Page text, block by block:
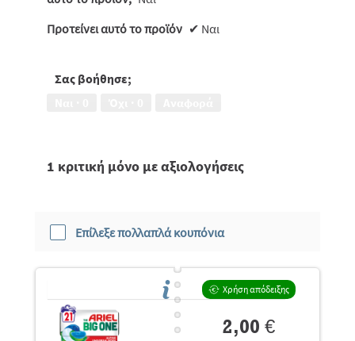
Προτείνει αυτό το προϊόν ✔ Ναι
Σας βοήθησε;
1 κριτική μόνο με αξιολογήσεις
Επίλεξε πολλαπλά κουπόνια
Χρήση απόδειξης
2,00 €